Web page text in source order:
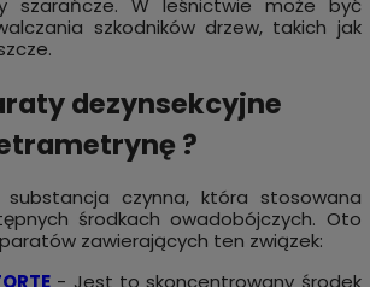
szarańcze. W leśnictwie może być
szkodników drzew, takich jak
dezynsekcyjne
?
czynna, która stosowana
środkach owadobójczych. Oto
zawierających ten związek:
- Jest to skoncentrowany środek